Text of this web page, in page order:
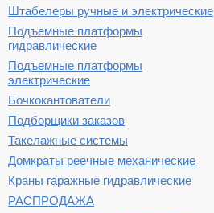
Штабелеры ручные и электрические
Подъемные платформы
гидравлические
Подъемные платформы
электрические
Бочкокантователи
Подборщики заказов
Такелажные системы
Домкраты реечные механические
Краны гаражные гидравлические
РАСПРОДАЖА